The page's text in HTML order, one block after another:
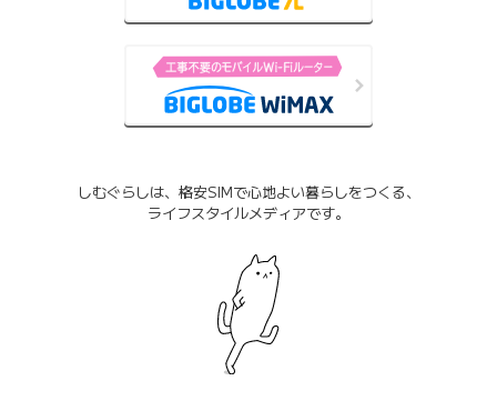
しむぐらしは、格安SIMで心地よい暮らしをつくる、
ライフスタイルメディアです。